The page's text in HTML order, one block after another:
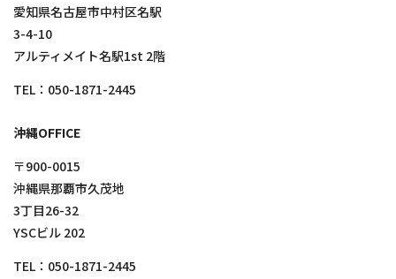
愛知県名古屋市中村区名駅
3-4-10
アルティメイト名駅1st 2階
TEL： 050-1871-2445
沖縄OFFICE
〒900-0015
沖縄県那覇市久茂地
3丁目26-32
YSCビル 202
TEL： 050-1871-2445